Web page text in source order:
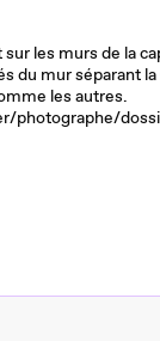
les murs de la
du mur séparant
les autres.